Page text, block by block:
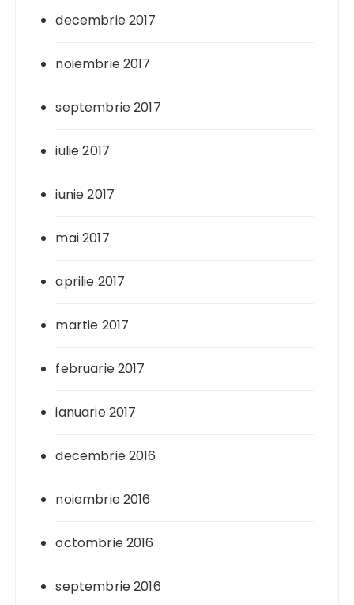
decembrie 2017
noiembrie 2017
septembrie 2017
iulie 2017
iunie 2017
mai 2017
aprilie 2017
martie 2017
februarie 2017
ianuarie 2017
decembrie 2016
noiembrie 2016
octombrie 2016
septembrie 2016